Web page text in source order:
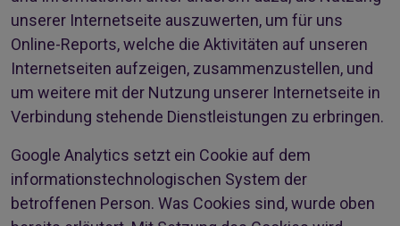
unserer Internetseite auszuwerten, um für uns
Online-Reports, welche die Aktivitäten auf unseren
Internetseiten aufzeigen, zusammenzustellen, und
um weitere mit der Nutzung unserer Internetseite in
Verbindung stehende Dienstleistungen zu erbringen.
Google Analytics setzt ein Cookie auf dem
informationstechnologischen System der
betroffenen Person. Was Cookies sind, wurde oben